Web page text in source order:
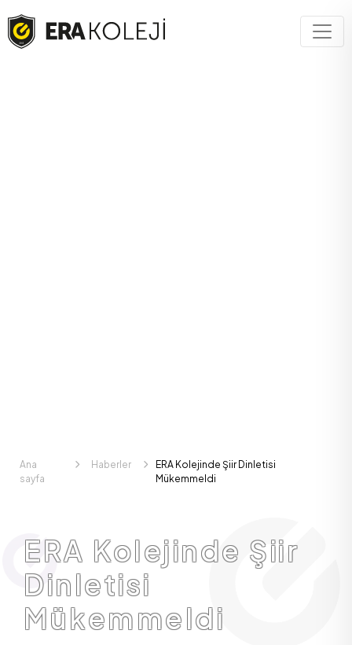
Ana
sayfa
Haberler
ERA Kolejinde Şiir Dinletisi
Mükemmeldi
ERA Kolejinde Şiir
Dinletisi
Mükemmeldi